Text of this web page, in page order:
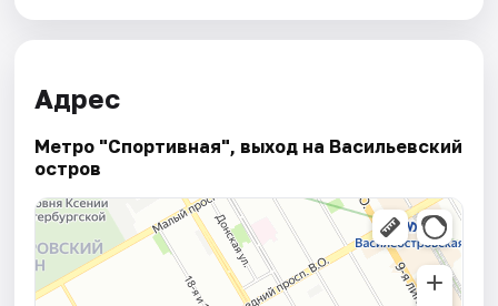
Адрес
Метро "Спортивная", выход на Васильевский
остров